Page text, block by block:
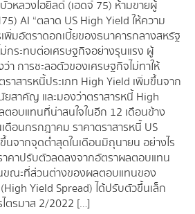
วหลวงไฮยิลด์ (เฮดจ์ 75) ห้ามขายผู้
AI “ตลาด US High Yield ให้ความ
พิ่มอัตราดอกเบี้ยของธนาคารกลางสหรัฐ
ม่กระทบต่อเศรษฐกิจอย่างรุนแรง ผู้
การชะลอตัวของเศรษฐกิจไม่ทาให้
าสารหนี้ประเภท High Yield เพิ่มขึ้นจาก
ยสาคัญ และมองว่าตราสารหนี้ High
ตอบแทนที่น่าสนใจในอีก 12 เดือนข้าง
ดือนกรกฎาคม ราคาตราสารหนี้ US
จากจุดต่ำสุดในเดือนมิถุนายน อย่างไร
าคาปรับตัวลดลงจากอัตราผลตอบแทน
ณะที่ส่วนต่างของผลตอบแทนของ
Yield Spread) ได้ปรับตัวขึ้นเล็ก
ตรมาส 2/2022 […]